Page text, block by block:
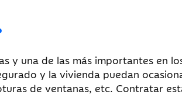
y una de las más importantes en
y la vivienda puedan
de ventanas, etc. Contratar